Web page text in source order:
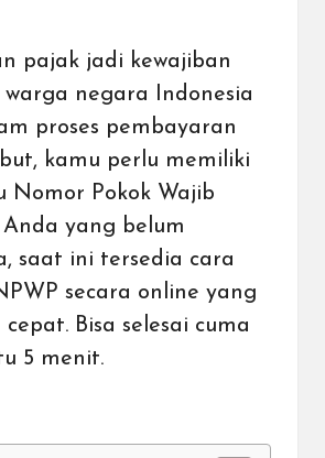
pajak jadi kewajiban
negara Indonesia
proses pembayaran
kamu perlu memiliki
Nomor Pokok Wajib
Anda yang belum
saat ini tersedia cara
secara online yang
Bisa selesai cuma
5 menit.